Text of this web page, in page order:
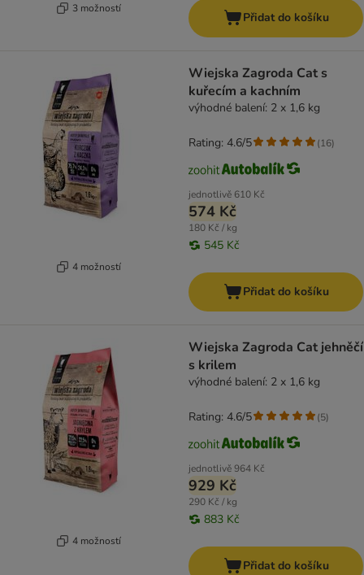
3 možností
Přidat do košíku
4 možností
Wiejska Zagroda Cat s
kuřecím a kachním
výhodné balení: 2 x 1,6 kg
jednotlivě 610 Kč
574 Kč
180 Kč / kg
545 Kč
Rating: 4.6/5 (16)
Přidat do košíku
4 možností
Wiejska Zagroda Cat jehněčí
s krilem
výhodné balení: 2 x 1,6 kg
jednotlivě964 Kč
929 Kč
290 Kč / kg
883 Kč
Rating: 4.6/5 (5)
Přidat do košíku